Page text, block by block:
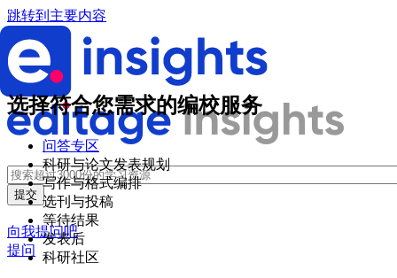
跳转到主要内容
向我提问吧
提问
选择符合您需求的编校服务
问答专区
科研与论文发表规划
写作与格式编排
选刊与投稿
等待结果
发表后
科研社区